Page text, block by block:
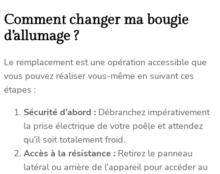
Comment changer ma bougie
d’allumage ?
Le remplacement est une opération accessible que
vous pouvez réaliser vous-même en suivant ces
étapes :
Sécurité d’abord : Débranchez impérativement
la prise électrique de votre poêle et attendez
qu’il soit totalement froid.
Accès à la résistance : Retirez le panneau
latéral ou arrière de l’appareil pour accéder au